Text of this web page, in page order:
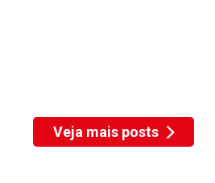
Veja mais posts